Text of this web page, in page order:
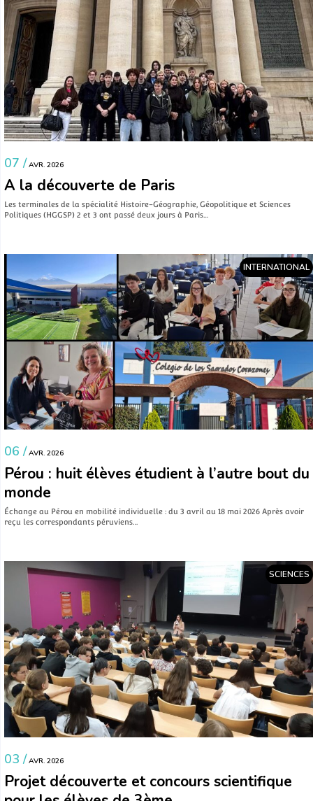
07 / AVR. 2026
A la découverte de Paris
Les terminales de la spécialité Histoire-Géographie, Géopolitique et Sciences
Politiques (HGGSP) 2 et 3 ont passé deux jours à Paris…
INTERNATIONAL
06 / AVR. 2026
Pérou : huit élèves étudient à l’autre bout du
monde
Échange au Pérou en mobilité individuelle : du 3 avril au 18 mai 2026 Après avoir
reçu les correspondants péruviens…
SCIENCES
03 / AVR. 2026
Projet découverte et concours scientifique